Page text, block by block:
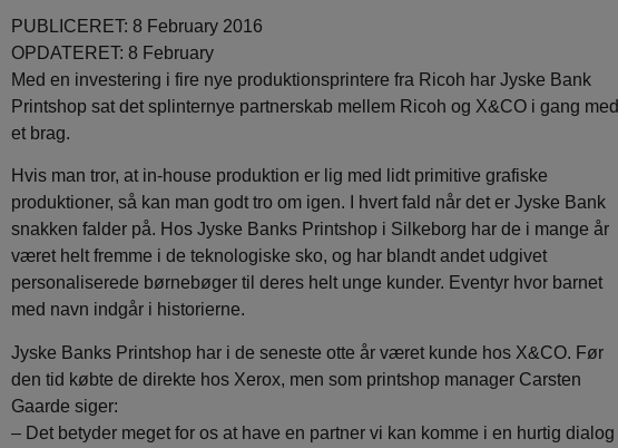
PUBLICERET: 8 February 2016
OPDATERET: 8 February
Med en investering i fire nye produktionsprintere fra Ricoh har Jyske Bank
Printshop sat det splinternye partnerskab mellem Ricoh og X&CO i gang med
et brag.
Hvis man tror, at in-house produktion er lig med lidt primitive grafiske
produktioner, så kan man godt tro om igen. I hvert fald når det er Jyske Bank
snakken falder på. Hos Jyske Banks Printshop i Silkeborg har de i mange år
været helt fremme i de teknologiske sko, og har blandt andet udgivet
personaliserede børnebøger til deres helt unge kunder. Eventyr hvor barnet
med navn indgår i historierne.
Jyske Banks Printshop har i de seneste otte år været kunde hos X&CO. Før
den tid købte de direkte hos Xerox, men som printshop manager Carsten
Gaarde siger:
– Det betyder meget for os at have en partner vi kan komme i en hurtig dialog